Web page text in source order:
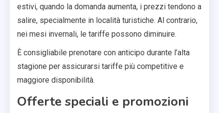
estivi, quando la domanda aumenta, i prezzi tendono a
salire, specialmente in località turistiche. Al contrario,
nei mesi invernali, le tariffe possono diminuire.
È consigliabile prenotare con anticipo durante l’alta
stagione per assicurarsi tariffe più competitive e
maggiore disponibilità.
Offerte speciali e promozioni